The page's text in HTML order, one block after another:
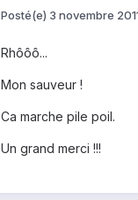
Posté(e) 3 novembre
Rhôôô...
Mon sauveur !
Ca marche pile poil.
Un grand merci !!!